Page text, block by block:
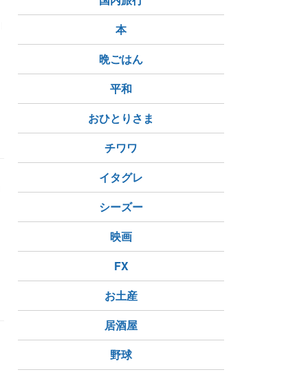
本
晩ごはん
平和
おひとりさま
チワワ
イタグレ
シーズー
映画
FX
お土産
居酒屋
野球